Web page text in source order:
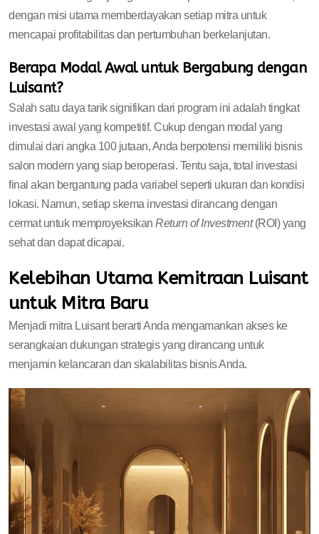
dengan misi utama memberdayakan setiap mitra untuk
mencapai profitabilitas dan pertumbuhan berkelanjutan.
Berapa Modal Awal untuk Bergabung dengan
Luisant?
Salah satu daya tarik signifikan dari program ini adalah tingkat
investasi awal yang kompetitif. Cukup dengan modal yang
dimulai dari angka 100 jutaan, Anda berpotensi memiliki bisnis
salon modern yang siap beroperasi. Tentu saja, total investasi
final akan bergantung pada variabel seperti ukuran dan kondisi
lokasi. Namun, setiap skema investasi dirancang dengan
cermat untuk memproyeksikan Return of Investment(ROI) yang
sehat dan dapat dicapai.
Kelebihan Utama Kemitraan Luisant
untuk Mitra Baru
Menjadi mitra Luisant berarti Anda mengamankan akses ke
serangkaian dukungan strategis yang dirancang untuk
menjamin kelancaran dan skalabilitas bisnis Anda.